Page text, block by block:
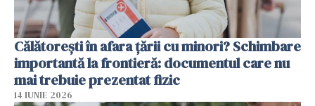
Călătorești în afara țării cu minori? Schimbare
importantă la frontieră: documentul care nu
mai trebuie prezentat fizic
14 IUNIE 2026